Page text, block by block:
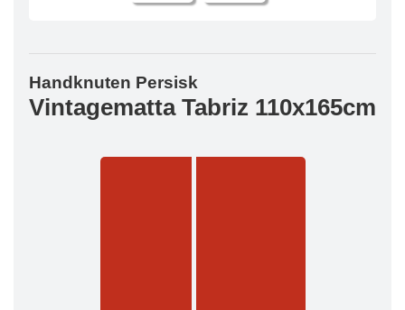
Handknuten Persisk
Vintagematta Tabriz 110x165cm